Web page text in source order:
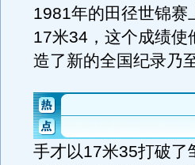
1981年的田径世锦赛
17米34，这个成绩使
造了新的全国纪录乃
手才以17米35打破了